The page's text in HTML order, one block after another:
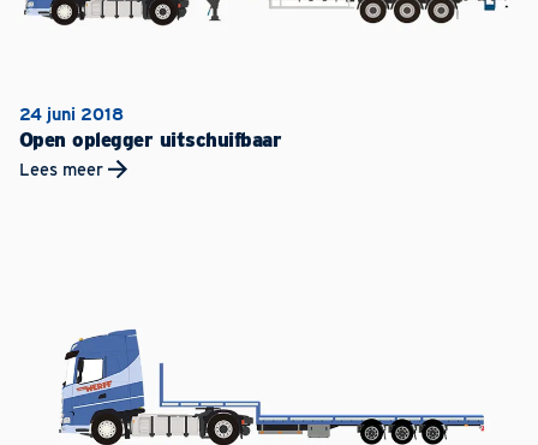
24 juni 2018
Open oplegger uitschuifbaar
Lees meer